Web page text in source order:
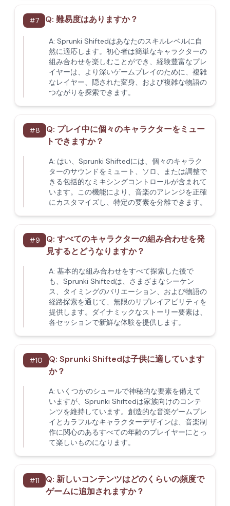
#7 Q: 難易度はありますか？
A: Sprunki Shiftedはあなたのスキルレベルに自
然に適応します。初心者は簡単なキャラクターの
組み合わせを楽しむことができ、経験豊富なプレ
イヤーは、より深いゲームプレイのために、複雑
なレイヤー、隠された変身、および複雑な物語の
つながりを探索できます。
#8 Q: プレイ中に個々のキャラクターをミュー
トできますか？
A: はい、Sprunki Shiftedには、個々のキャラク
ターのサウンドをミュート、ソロ、または調整で
きる包括的なミキシングコントロールが含まれて
います。この機能により、音楽のアレンジを正確
にカスタマイズし、特定の要素を分離できます。
#9 Q: すべてのキャラクターの組み合わせを発
見するとどうなりますか？
A: 基本的な組み合わせをすべて探索した後で
も、Sprunki Shiftedは、さまざまなシーケン
ス、タイミングのバリエーション、および物語の
経路探索を通じて、無限のリプレイアビリティを
提供します。ダイナミックなストーリー要素は、
各セッションで新鮮な体験を提供します。
#10 Q: Sprunki Shiftedは子供に適しています
か？
A: いくつかのシュールで神秘的な要素を備えて
いますが、Sprunki Shiftedは家族向けのコンテ
ンツを維持しています。創造的な音楽ゲームプレ
イとカラフルなキャラクターデザインは、音楽制
作に関心のあるすべての年齢のプレイヤーにとっ
て楽しいものになります。
#11 Q: 新しいコンテンツはどのくらいの頻度で
ゲームに追加されますか？